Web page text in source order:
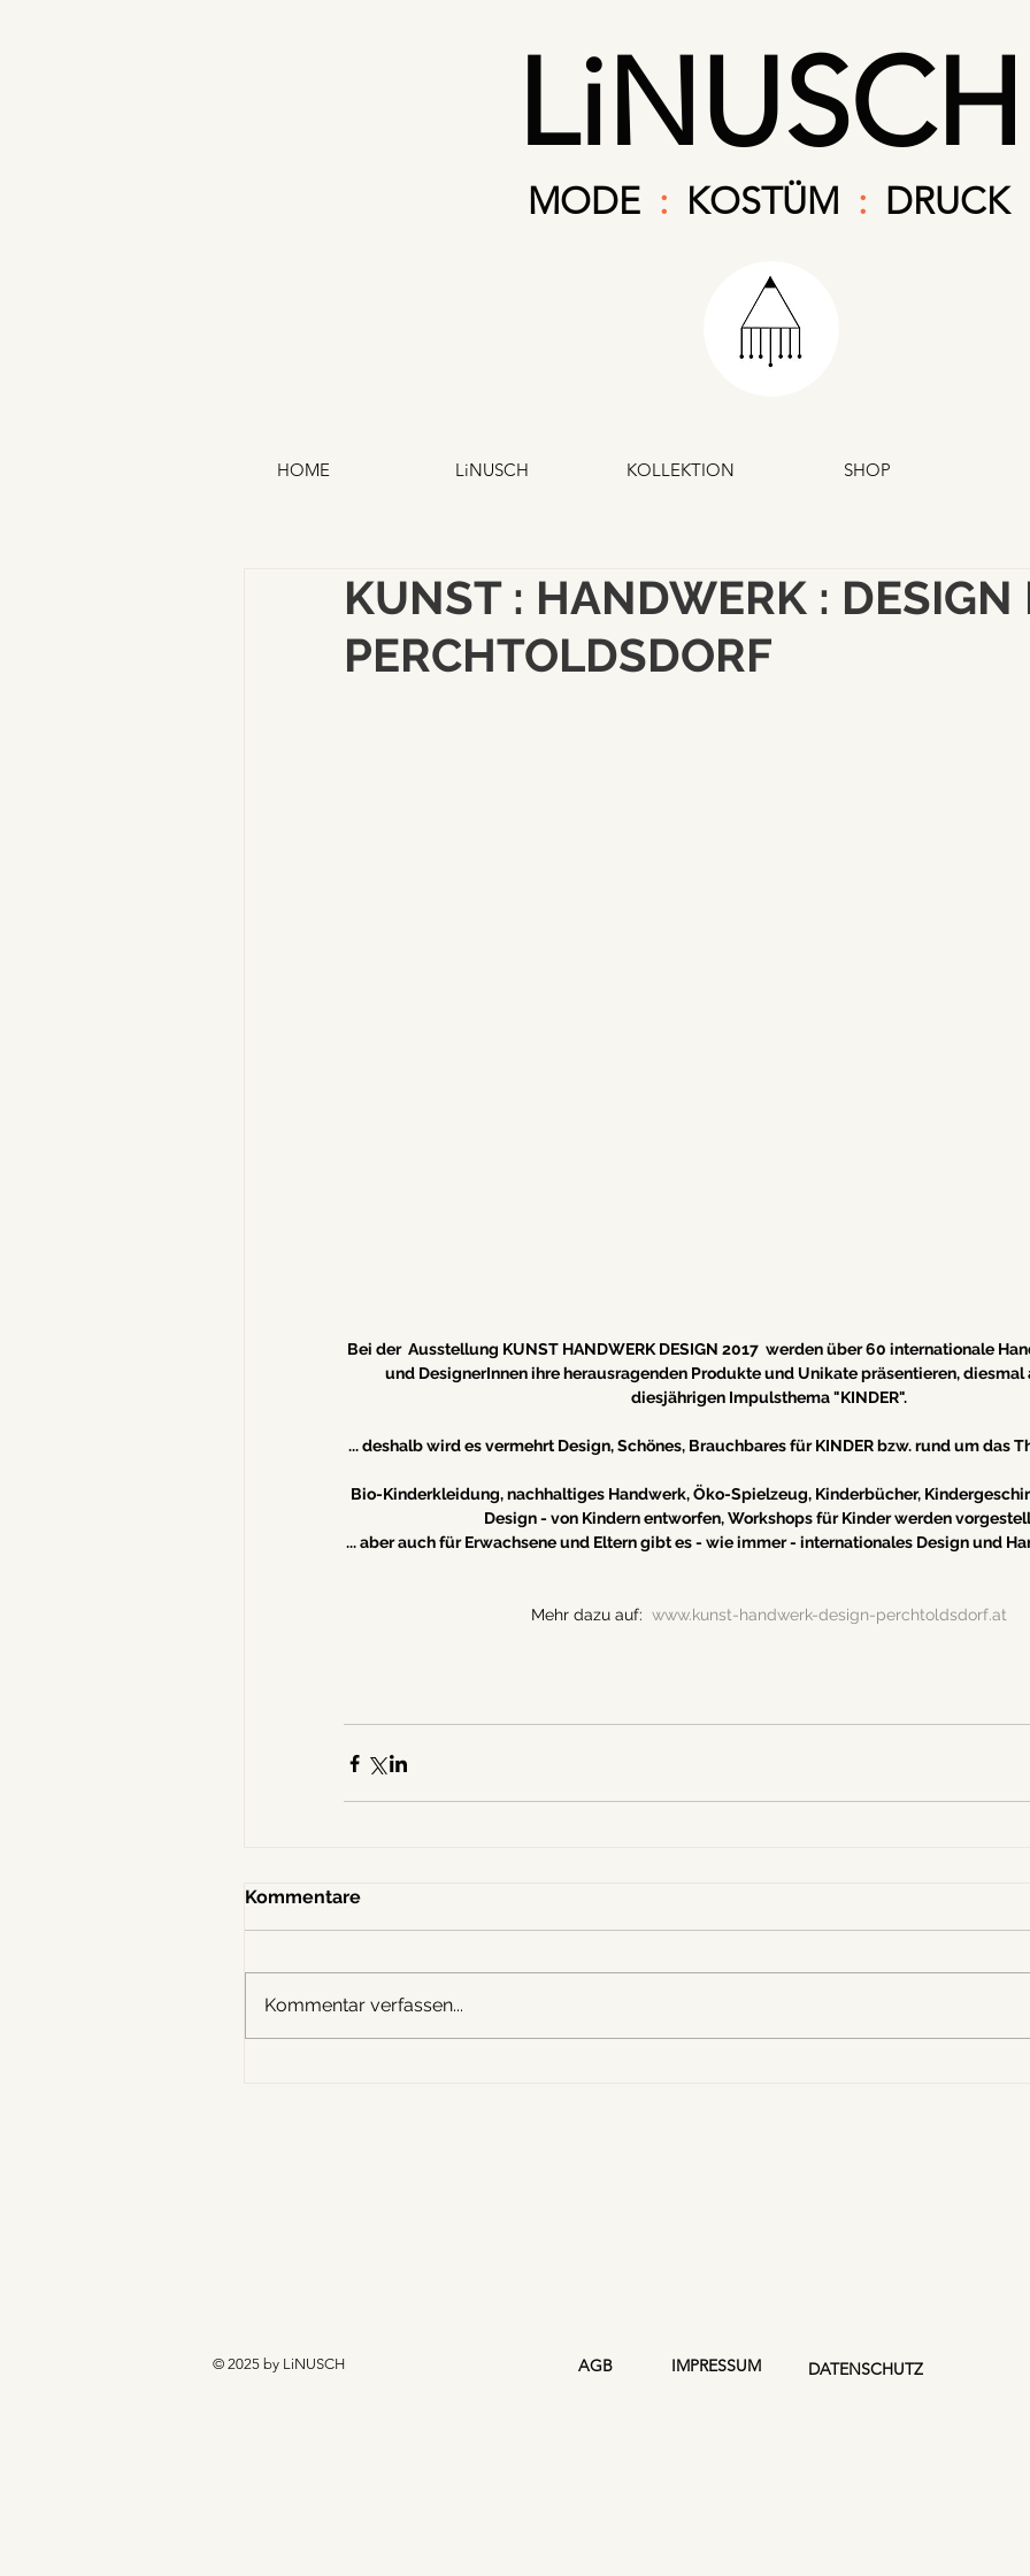
LiNUSCH
MODE : KOSTÜM : DRUCK
HOME LiNUSCH KOLLEKTION SHOP
KUNST : HANDWERK : DESIGN
PERCHTOLDSDORF
Bei der  Ausstellung KUNST HANDWERK DESIGN 2017  werden über 60 internationale
und DesignerInnen ihre herausragenden Produkte und Unikate präsentieren,
diesjährigen Impulsthema "KINDER".
... deshalb wird es vermehrt Design, Schönes, Brauchbares für KINDER bzw. rund um das
Bio-Kinderkleidung, nachhaltiges Handwerk, Öko-Spielzeug, Kinderbücher,
Design - von Kindern entworfen, Workshops für Kinder werden
... aber auch für Erwachsene und Eltern gibt es - wie immer - internationales Design und
Mehr dazu auf: www.kunst-handwerk-design-perchtoldsdorf.at
Kommentare
Kommentar verfassen...
© 2025 by LiNUSCH AGB IMPRESSUM DATENSCHUTZ